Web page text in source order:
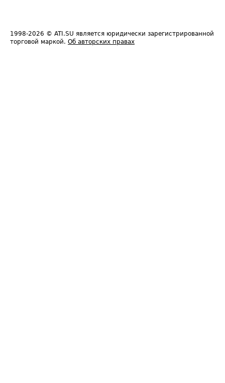
1998-2026 © ATI.SU является юридически зарегистрированной
торговой маркой. Об авторских правах